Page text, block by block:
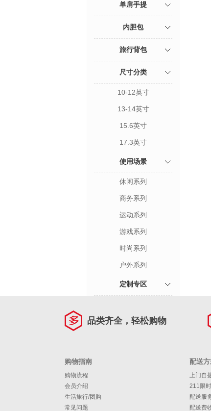
单肩手提
内胆包
旅行背包
尺寸分类
10-12英寸
13-14英寸
15.6英寸
17.3英寸
使用场景
休闲系列
商务系列
运动系列
游戏系列
时尚系列
户外系列
定制专区
品类齐全，轻松购物
购物指南
购物流程
会员介绍
生活旅行/团购
常见问题
配送
上门自
211限
配送服
配送费